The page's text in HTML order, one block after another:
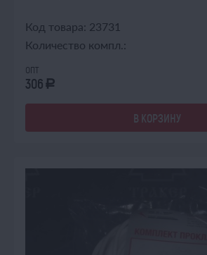
Код товара: 23731
Количество компл.:
опт
306 a
В КОРЗИНУ